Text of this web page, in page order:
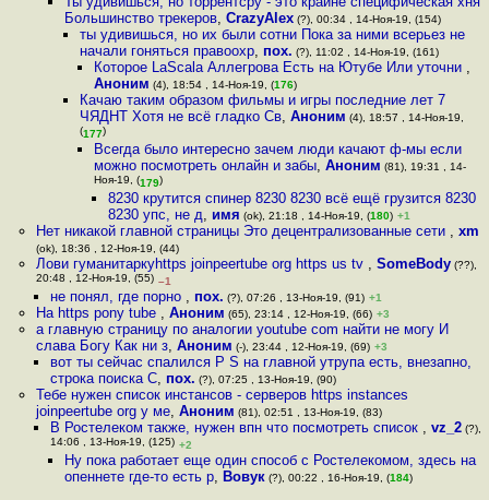
Большинство трекеров,CrazyAlex (?), 00:34 , 14-Ноя-19, (154)
ты удивишься, но их были сотни Пока за ними всерьез не
начали гоняться правоохр, пох. (?), 11:02 , 14-Ноя-19, (161)
Которое LaScala Аллегрова Есть на Ютубе Или уточни ,
Аноним (4), 18:54 , 14-Ноя-19, (176)
Качаю таким образом фильмы и игры последние лет 7
ЧЯДНТ Хотя не всё гладко Св, Аноним (4), 18:57 , 14-Ноя-19,
(177)
Всегда было интересно зачем люди качают ф-мы если
можно посмотреть онлайн и забы, Аноним (81), 19:31 , 14-
Ноя-19, (179)
8230 крутится спинер 8230 8230 всё ещё грузится 8230
8230 упс, не д, имя (ok), 21:18 , 14-Ноя-19, (180) +1
Нет никакой главной страницы Это децентрализованные сети , xm
(ok), 18:36 , 12-Ноя-19, (44)
Лови гуманитаркуhttps joinpeertube org https us tv , SomeBody(??),
20:48 , 12-Ноя-19, (55) –1
не понял, где порно , пох. (?), 07:26 , 13-Ноя-19, (91) +1
На https pony tube , Аноним (65), 23:14 , 12-Ноя-19, (66) +3
а главную страницу по аналогии youtube com найти не могу И
слава Богу Как ни з, Аноним (-), 23:44 , 12-Ноя-19, (69) +3
вот ты сейчас спалился P S на главной утрупа есть, внезапно,
строка поиска С, пох. (?), 07:25 , 13-Ноя-19, (90)
Тебе нужен список инстансов - серверов https instances
joinpeertube org у ме, Аноним (81), 02:51 , 13-Ноя-19, (83)
В Ростелеком также, нужен впн что посмотреть список , vz_2(?),
14:06 , 13-Ноя-19, (125) +2
Ну пока работает еще один способ с Ростелекомом, здесь на
опеннете где-то есть р, Вовук (?), 00:22 , 16-Ноя-19, (184)